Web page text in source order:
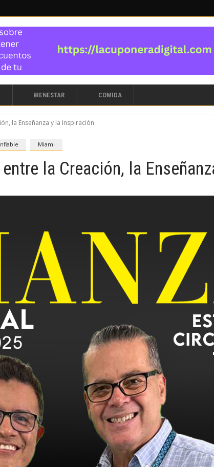
BIENESTAR COMIDA
la Enseñanza y la Inspiración
Miami
la Creación, la